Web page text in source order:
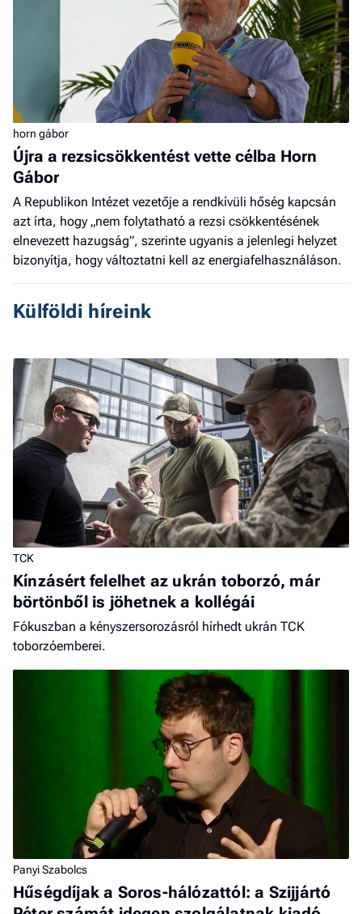
horn gábor
Újra a rezsicsökkentést vette célba Horn
Gábor
A Republikon Intézet vezetője a rendkívüli hőség kapcsán
azt írta, hogy „nem folytatható a rezsi csökkentésének
elnevezett hazugság”, szerinte ugyanis a jelenlegi helyzet
bizonyítja, hogy változtatni kell az energiafelhasználáson.
Külföldi híreink
TCK
Kínzásért felelhet az ukrán toborzó, már
börtönből is jöhetnek a kollégái
Fókuszban a kényszersorozásról hírhedt ukrán TCK
toborzóemberei.
Panyi Szabolcs
Hűségdíjak a Soros-hálózattól: a Szijjártó